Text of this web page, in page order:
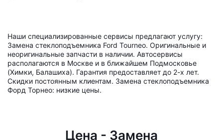
Наши специализированные сервисы предлагают услугу:
Замена стеклоподъемника Ford Tourneo. Оригинальные и
неоригинальные запчасти в наличии. Автосервисы
располагаются в Москве и в ближайшем Подмосковье
(Химки, Балашиха). Гарантия предоставляет до 2-х лет.
Скидки постоянным клиентам. Замена стеклоподъемника
Форд Торнео: низкие цены.
Цена - Замена